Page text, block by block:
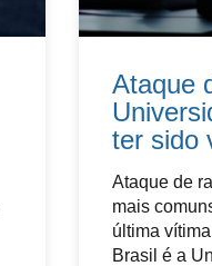
Ataque
ter sido
Ataque de
mais
última
Brasil é a